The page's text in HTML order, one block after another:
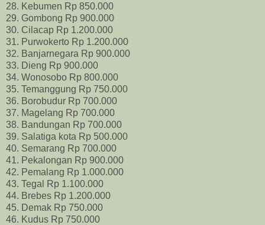
28. Kebumen Rp 850.000
29. Gombong Rp 900.000
30. Cilacap Rp 1.200.000
31. Purwokerto Rp 1.200.000
32. Banjarnegara Rp 900.000
33. Dieng Rp 900.000
34. Wonosobo Rp 800.000
35. Temanggung Rp 750.000
36. Borobudur Rp 700.000
37. Magelang Rp 700.000
38. Bandungan Rp 700.000
39. Salatiga kota Rp 500.000
40. Semarang Rp 700.000
41. Pekalongan Rp 900.000
42. Pemalang Rp 1.000.000
43. Tegal Rp 1.100.000
44. Brebes Rp 1.200.000
45. Demak Rp 750.000
46. Kudus Rp 750.000